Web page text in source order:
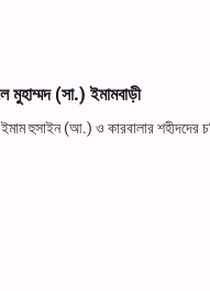
(সা.) ইমামবাড়ী
হুসাইন (আ.) ও কারবালার শহীদদের